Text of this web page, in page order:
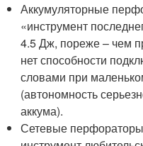
Аккумуляторные
«инструмент
4.5 Дж, пореже – чем
нет способности
словами при
(автономность
аккума).
Сетевые